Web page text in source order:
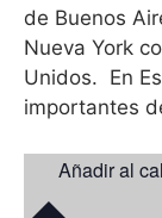
de Buenos
Nueva York
Unidos. En
importantes